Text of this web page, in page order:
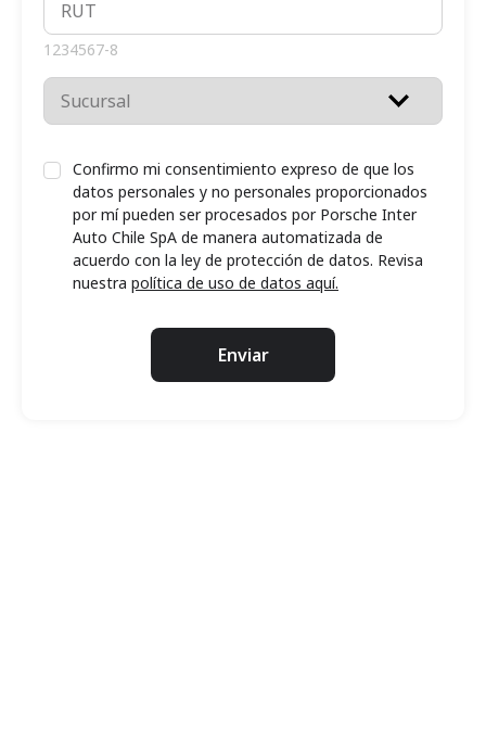
1234567-8
Confirmo mi consentimiento expreso de que los
datos personales y no personales proporcionados
por mí pueden ser procesados por Porsche Inter
Auto Chile SpA de manera automatizada de
acuerdo con la ley de protección de datos. Revisa
nuestra política de uso de datos aquí.
Enviar